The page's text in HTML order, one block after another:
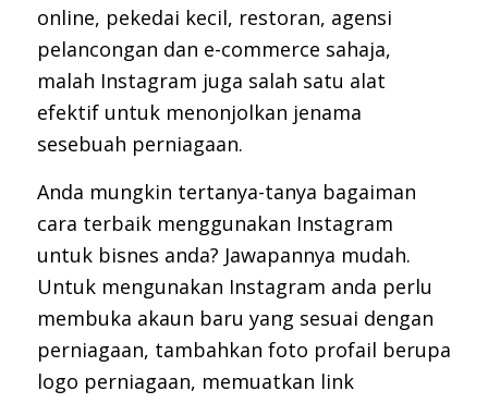
online, pekedai kecil, restoran, agensi
pelancongan dan e-commerce sahaja,
malah Instagram juga salah satu alat
efektif untuk menonjolkan jenama
sesebuah perniagaan.
Anda mungkin tertanya-tanya bagaiman
cara terbaik menggunakan Instagram
untuk bisnes anda? Jawapannya mudah.
Untuk mengunakan Instagram anda perlu
membuka akaun baru yang sesuai dengan
perniagaan, tambahkan foto profail berupa
logo perniagaan, memuatkan link